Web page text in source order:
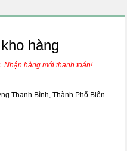
hàng
Nhận hàng mới thanh toán!
Thanh Bình, Thành Phố Biên